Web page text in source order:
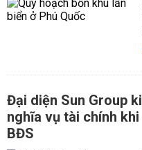
Đại diện Sun Group
nghĩa vụ tài chính
BĐS